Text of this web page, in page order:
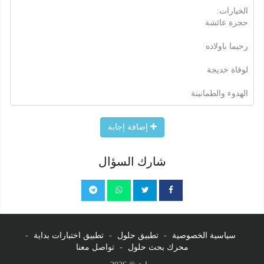
الخيارات:
حجرة عائشة
رحيما باولاده
لوفاة خديجة
الهدوء والطمانينة
إضافة إجابة
شارك السؤال
سياسية الخصوصية - تطبيق حلول - تطبيق اختبارات بداية
-
محرك بحث حلول
-
تواصل معنا